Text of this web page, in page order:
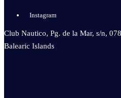
Instagram
Club Nautico, Pg. de la Mar, s/n,
Balearic Islands